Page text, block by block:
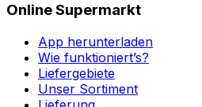
Online Supermarkt
App herunterladen
Wie funktioniert’s?
Liefergebiete
Unser Sortiment